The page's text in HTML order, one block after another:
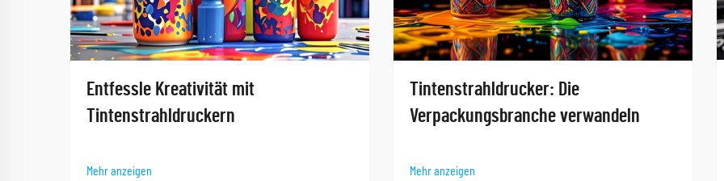
Entfessle Kreativität mit
Tintenstrahldruckern
Mehr anzeigen
Tintenstrahldrucker: Die
Verpackungsbranche verwandeln
Mehr anzeigen